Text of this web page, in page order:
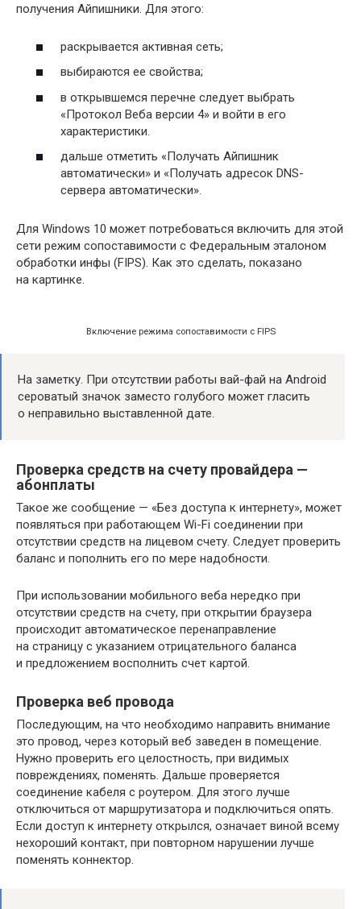
получения Айпишники. Для этого:
раскрывается активная сеть;
выбираются ее свойства;
в открывшемся перечне следует выбрать
«Протокол Веба версии 4» и войти в его
характеристики.
дальше отметить «Получать Айпишник
автоматически» и «Получать адресок DNS-
сервера автоматически».
Для Windows 10 может потребоваться включить для этой
сети режим сопоставимости с Федеральным эталоном
обработки инфы (FIPS). Как это сделать, показано
на картинке.
Включение режима сопоставимости с FIPS
На заметку. При отсутствии работы вай-фай на Android
сероватый значок заместо голубого может гласить
о неправильно выставленной дате.
Проверка средств на счету провайдера —
абонплаты
Такое же сообщение — «Без доступа к интернету», может
появляться при работающем Wi-Fi соединении при
отсутствии средств на лицевом счету. Следует проверить
баланс и пополнить его по мере надобности.
При использовании мобильного веба нередко при
отсутствии средств на счету, при открытии браузера
происходит автоматическое перенаправление
на страницу с указанием отрицательного баланса
и предложением восполнить счет картой.
Проверка веб провода
Последующим, на что необходимо направить внимание
это провод, через который веб заведен в помещение.
Нужно проверить его целостность, при видимых
повреждениях, поменять. Дальше проверяется
соединение кабеля с роутером. Для этого лучше
отключиться от маршрутизатора и подключиться опять.
Если доступ к интернету открылся, означает виной всему
нехороший контакт, при повторном нарушении лучше
поменять коннектор.